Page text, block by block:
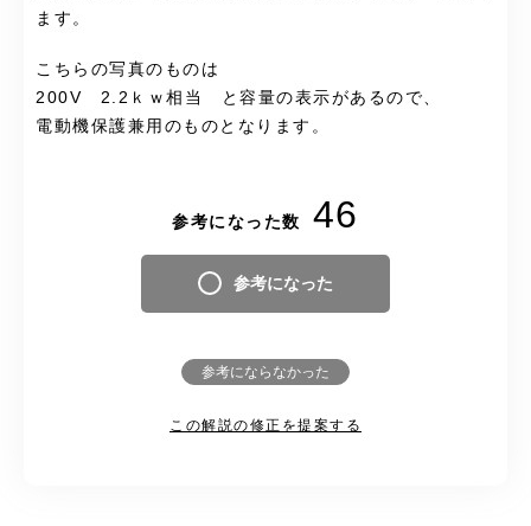
ます。
こちらの写真のものは
200V 2.2ｋｗ相当 と容量の表示があるので、
電動機保護兼用のものとなります。
参考になった数 46
参考になった
参考にならなかった
この解説の修正を提案する